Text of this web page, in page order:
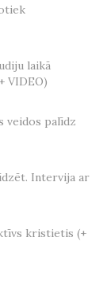
laikā
VIDEO)
veidos palīdz
Intervija ar
kristietis (+